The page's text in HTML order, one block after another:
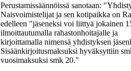
Perustamissäännöissä sanotaan:
Naisvoimistelijat ja sen kotipaikka on
edelleen "jäseneksi voi liittyä jokainen
ilmoittautumalla rahastonhoitajalle ja
kirjoittamalla nimensä yhdistyksen
Sisäänkirjoitusmaksuksi hyväksyttiin
vuosimaksuksi smk 20."